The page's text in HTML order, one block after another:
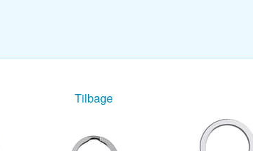
Tilbage